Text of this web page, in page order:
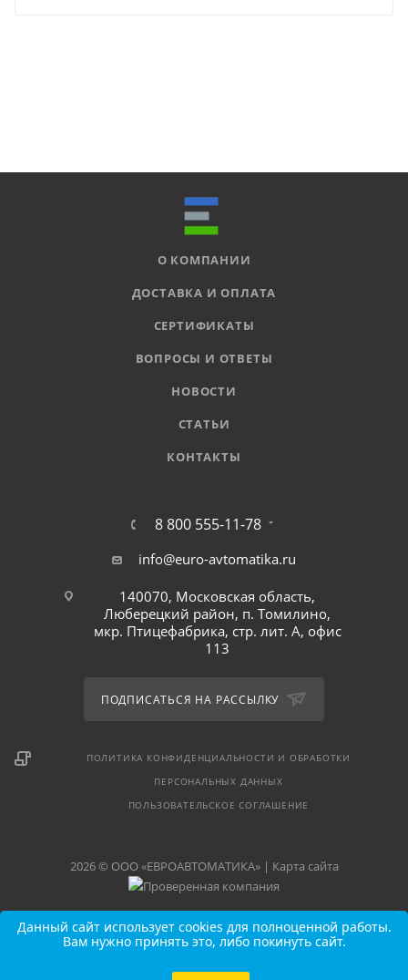
О КОМПАНИИ
ДОСТАВКА И ОПЛАТА
СЕРТИФИКАТЫ
ВОПРОСЫ И ОТВЕТЫ
НОВОСТИ
СТАТЬИ
КОНТАКТЫ
8 800 555-11-78
info@euro-avtomatika.ru
140070, Московская область,
Люберецкий район, п. Томилино,
мкр. Птицефабрика, стр. лит. А, офис
113
ПОДПИСАТЬСЯ НА РАССЫЛКУ
ПОЛИТИКА КОНФИДЕНЦИАЛЬНОСТИ И ОБРАБОТКИ
ПЕРСОНАЛЬНЫХ ДАННЫХ
ПОЛЬЗОВАТЕЛЬСКОЕ СОГЛАШЕНИЕ
2026 © ООО «ЕВРОАВТОМАТИКА» | Карта сайта
Данный сайт использует cookies для полноценной работы.
Вам нужно принять это, либо покинуть сайт.